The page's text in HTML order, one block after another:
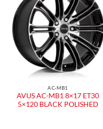
Aggiungi
alla lista
dei
desideri
AC-MB1
AVUS AC-MB1 8×17 ET30
5×120 BLACK POLISHED